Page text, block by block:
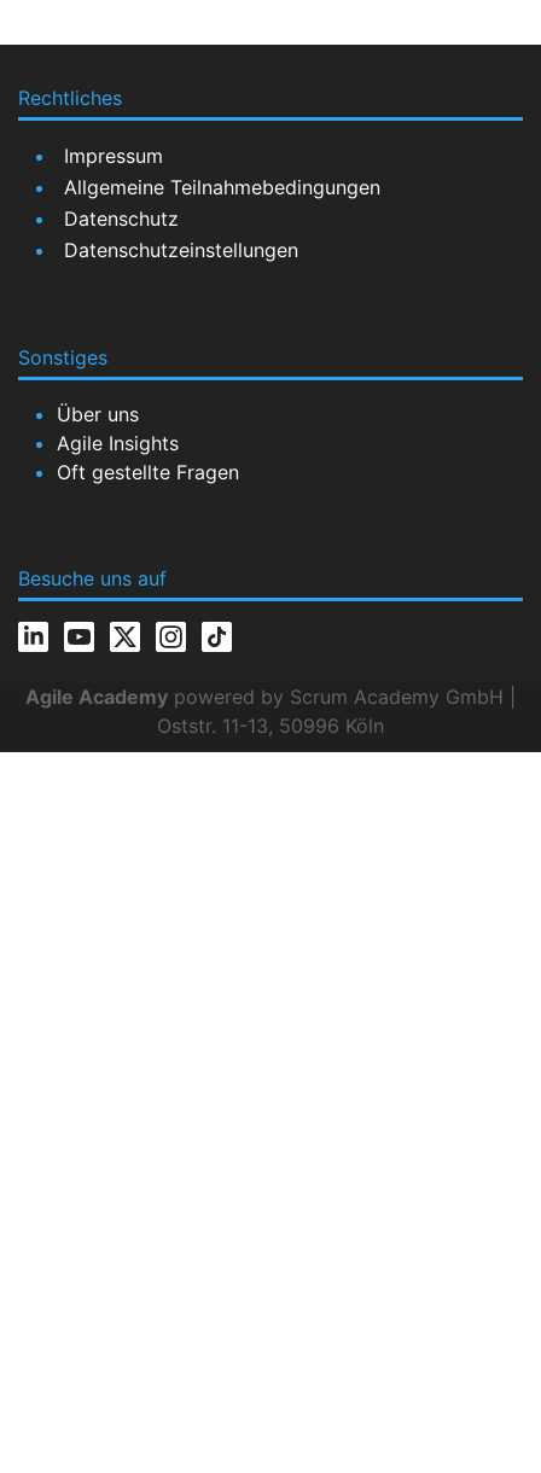
Rechtliches
Impressum
Allgemeine Teilnahmebedingungen
Datenschutz
Datenschutzeinstellungen
Sonstiges
Über uns
Agile Insights
Oft gestellte Fragen
Besuche uns auf
Agile Academy powered by Scrum Academy GmbH |
Oststr. 11-13, 50996 Köln